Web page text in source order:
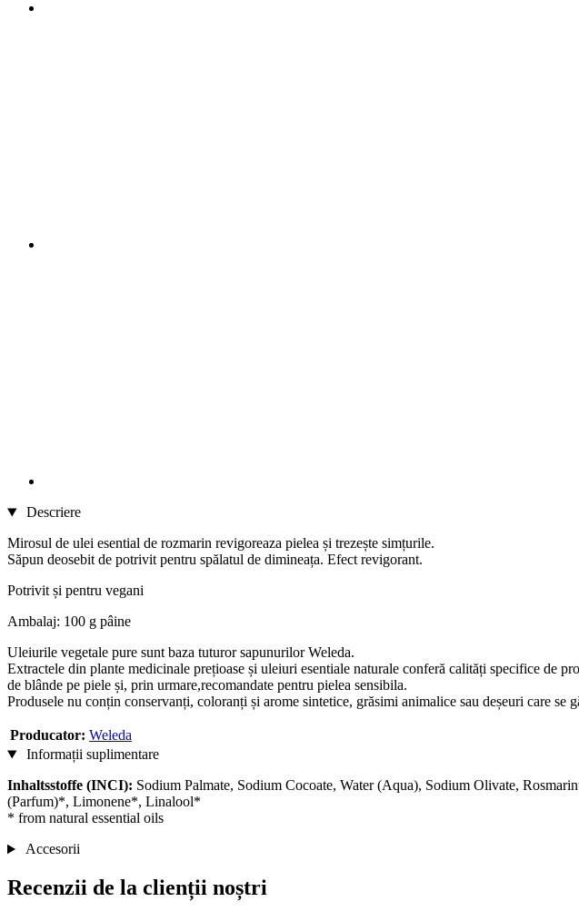
Descriere
Mirosul de ulei esential de rozmarin revigoreaza pielea și trezește simțurile.
Săpun deosebit de potrivit pentru spălatul de dimineața. Efect revigorant.
Potrivit și pentru vegani
Ambalaj: 100 g pâine
Uleiurile vegetale pure sunt baza tuturor sapunurilor Weleda.
Extractele din plante medicinale prețioase și uleiuri esentiale naturale conferă calități specifice de
de blânde pe piele și, prin urmare,recomandate pentru pielea sensibila.
Produsele nu conțin conservanți, coloranți și arome sintetice, grăsimi animalice sau deșeuri care se
Producator: Weleda
Informații suplimentare
Inhaltsstoffe (INCI): Sodium Palmate, Sodium Cocoate, Water (Aqua), Sodium Olivate,
(Parfum)*, Limonene*, Linalool*
* from natural essential oils
Accesorii
Recenzii de la clienții noștri